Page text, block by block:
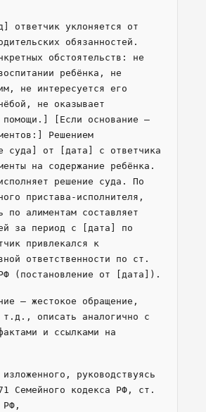
ответчик уклоняется от
обязанностей.
обстоятельств: не
ребёнка, не
не интересуется его
не оказывает
помощи.] [Если основание —
Решением
суда] от [дата] с ответчика
на содержание ребёнка.
решение суда. По
пристава-исполнителя,
по алиментам составляет
за период с [дата] по
привлекался к
ответственности по ст.
(постановление от [дата]).
— жестокое обращение,
т.д., описать аналогично с
и ссылками на
руководствуясь
Семейного кодекса РФ, ст.
РФ,